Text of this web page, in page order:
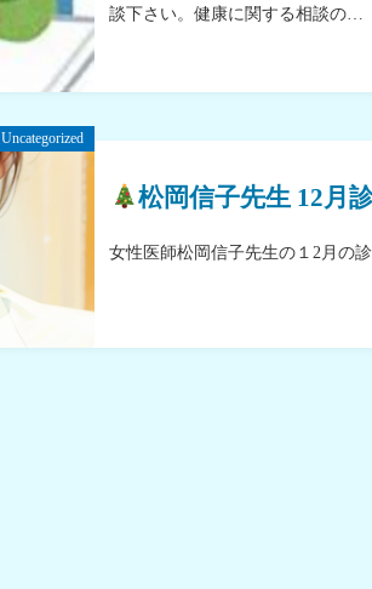
談下さい。健康に関する相談の…
Uncategorized
松岡信子先生 12月
女性医師松岡信子先生の１2月の